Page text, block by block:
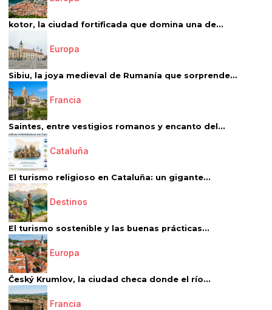
kotor, la ciudad fortificada que domina una de...
Europa
Sibiu, la joya medieval de Rumanía que sorprende...
Francia
Saintes, entre vestigios romanos y encanto del...
Cataluña
El turismo religioso en Cataluña: un gigante...
Destinos
El turismo sostenible y las buenas prácticas...
Europa
Český Krumlov, la ciudad checa donde el río...
Francia